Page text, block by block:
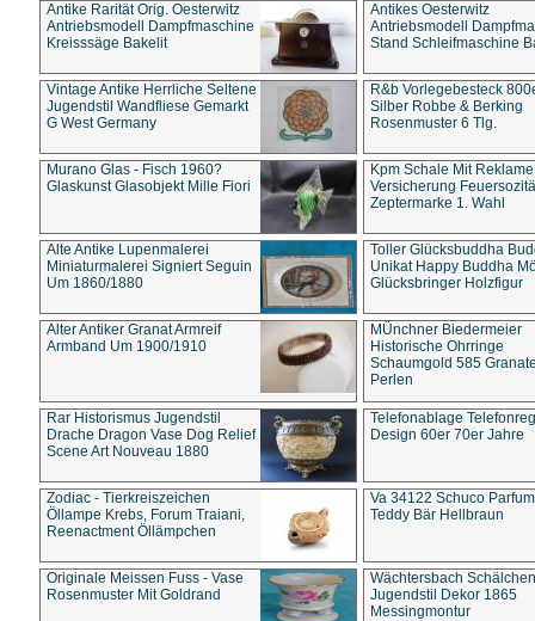
Antike Rarität Orig. Oesterwitz
Antriebsmodell Dampfmaschine
Kreisssäge Bakelit
Antikes Oesterwitz
Antriebsmodell
Stand Schleifmaschine
Vintage Antike Herrliche Seltene
Jugendstil Wandfliese Gemarkt
G West Germany
R&b Vorlegebesteck
Silber Robbe & Berking
Rosenmuster 6 Tlg.
Murano Glas - Fisch 1960?
Glaskunst Glasobjekt Mille Fiori
Kpm Schale Mit Reklame
Versicherung
Zeptermarke 1. Wahl
Alte Antike Lupenmalerei
Miniaturmalerei Signiert Seguin
Um 1860/1880
Toller Glücksbuddha
Unikat Happy Buddha
Glücksbringer Holzfigur
Alter Antiker Granat Armreif
Armband Um 1900/1910
MÜnchner Biedermeier
Historische Ohrringe
Schaumgold 585
Perlen
Rar Historismus Jugendstil
Drache Dragon Vase Dog Relief
Scene Art Nouveau 1880
Telefonablage
Design 60er 70er Jahre
Zodiac - Tierkreiszeichen
Öllampe Krebs, Forum Traiani,
Reenactment Öllämpchen
Va 34122 Schuco
Teddy Bär Hellbraun
Originale Meissen Fuss - Vase
Rosenmuster Mit Goldrand
Wächtersbach Schälchen
Jugendstil Dekor 1865
Messingmontur